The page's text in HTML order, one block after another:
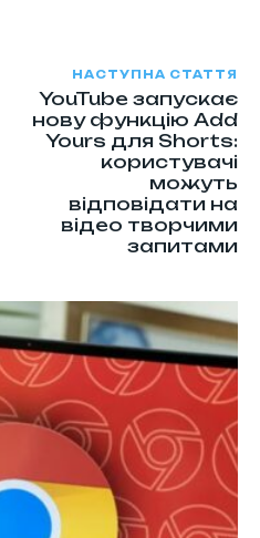
НАСТУПНА СТАТТЯ
YouTube запускає
нову функцію Add
Yours для Shorts:
користувачі
можуть
відповідати на
відео творчими
запитами